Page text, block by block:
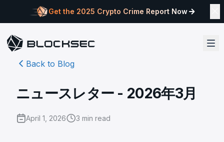
Get the 2025 Crypto Crime Report Now
Back to Blog
ニュースレター - 2026年3月
April 1, 2026 3 min read